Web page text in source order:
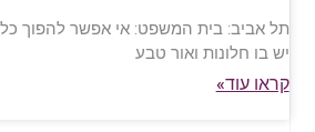
תל אביב: בית המשפט: אי אפשר להפוך
יש בו חלונות ואור טבע
קראו עוד»